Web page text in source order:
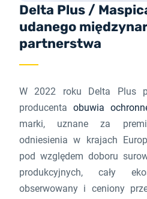
Delta Plus /
udanego
partnerstwa
W 2022 roku Delta Plus
producenta obuwia
marki, uznane za
odniesienia w krajach
pod względem doboru
produkcyjnych, cały
obserwowany i ceniony